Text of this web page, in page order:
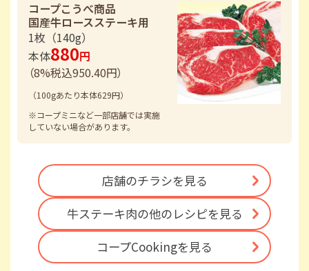
コープこうべ商品
国産牛ロースステーキ用
1枚（140g）
本体880円
（8%税込950.40円）
（100gあたり本体629円）
※コープミニなど一部店舗では実施
していない場合があります。
店舗のチラシを見る
牛ステーキ肉の他のレシピを見る
コープCookingを見る